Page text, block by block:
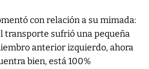
con relación a su mimada:
transporte sufrió una pequeña
anterior izquierdo, ahora
bien, está 100%